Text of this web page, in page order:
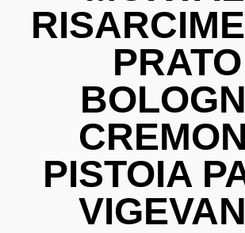
PRATO
PISTOIA